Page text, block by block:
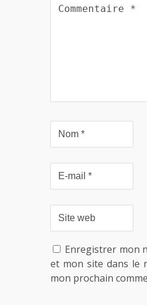
Enregistrer mon
et mon site dans le
mon prochain